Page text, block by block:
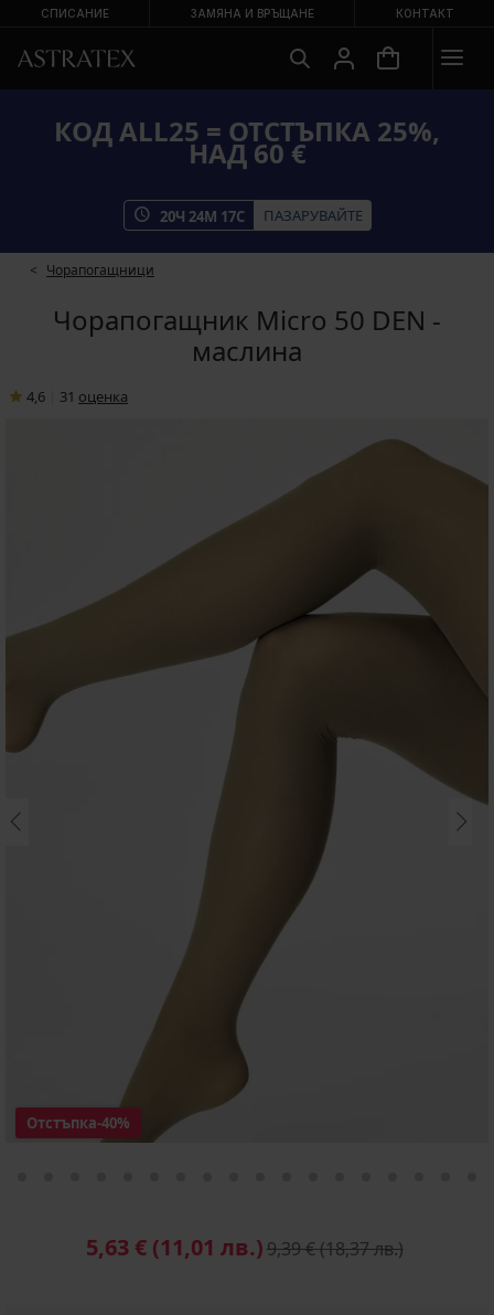
СПИСАНИЕ ЗАМЯНА И ВРЪЩАНЕ КОНТАКТ
КОД ALL25 = ОТСТЪПКА 25%,
НАД 60 €
20Ч 24М 17С ПАЗАРУВАЙТЕ
Чорапогащници
Чорапогащник Micro 50 DEN -
маслина
4,6 31 oценка
Отстъпка-40%
5,63 € (11,01 лв.)9,39 €(18,37 лв.)